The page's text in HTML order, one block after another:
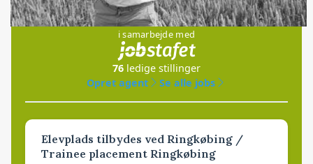
Jobs
i samarbejde med
76 ledige stillinger
Opret agent
Se alle jobs
Elevplads tilbydes ved Ringkøbing /
Trainee placement Ringkøbing